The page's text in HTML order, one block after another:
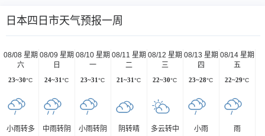
日本四日市天气预报一周
08/08 星期
六
23~30°C
小雨转多
08/09 星期
日
24~31°C
中雨转阴
08/10 星期
一
23~31°C
小雨转阴
08/11 星期
二
21~31°C
阴转晴
08/12 星期
三
22~30°C
多云转中
08/13 星期
四
23~28°C
小雨
08/14 星期
五
22~29°C
雨